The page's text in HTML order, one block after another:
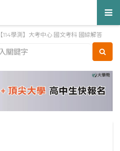
【114學測】大考中心 國文考科 國綜解答